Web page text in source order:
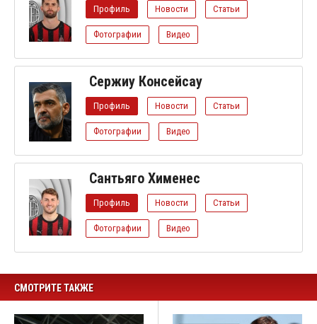
Профиль Новости Статьи
Фотографии Видео
Сержиу Консейсау
Профиль Новости Статьи
Фотографии Видео
Сантьяго Хименес
Профиль Новости Статьи
Фотографии Видео
СМОТРИТЕ ТАКЖЕ